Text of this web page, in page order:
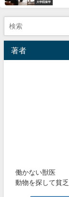
大学院留学
著者
働かない獣医
動物を探して貧